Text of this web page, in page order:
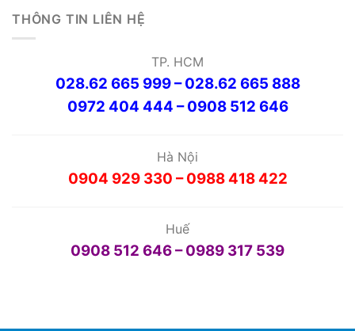
THÔNG TIN LIÊN HỆ
TP. HCM
028.62 665 999 – 028.62 665 888
0972 404 444 – 0908 512 646
Hà Nội
0904 929 330 – 0988 418 422
Huế
0908 512 646 – 0989 317 539